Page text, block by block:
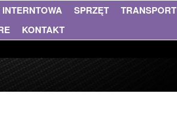
SPRZĘT
TRANSPORT
KONTAKT